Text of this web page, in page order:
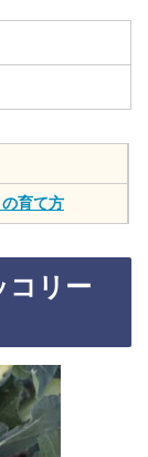
育て方
コリー